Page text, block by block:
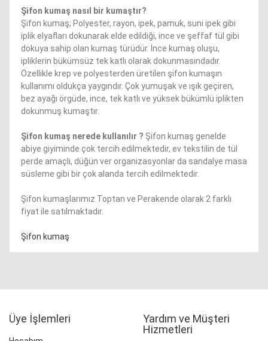
Şifon kumaş nasıl bir kumaştır?
Şifon kumaş; Polyester, rayon, ipek, pamuk, suni ipek gibi
iplik elyafları dokunarak elde edildiği, ince ve şeffaf tül gibi
dokuya sahip olan kumaş türüdür. İnce kumaş oluşu,
ipliklerin bükümsüz tek katlı olarak dokunmasındadır.
Özellikle krep ve polyesterden üretilen şifon kumaşın
kullanımı oldukça yaygındır. Çok yumuşak ve ışık geçiren,
bez ayağı örgüde, ince, tek katlı ve yüksek bükümlü iplikten
dokunmuş kumaştır.
Şifon kumaş nerede kullanılır ? Şifon kumaş genelde
abiye giyiminde çok tercih edilmektedir, ev tekstilin de tül
perde amaçlı, düğün ver organizasyonlar da sandalye masa
süsleme gibi bir çok alanda tercih edilmektedir.
Şifon kumaşlarımız Toptan ve Perakende olarak 2 farklı
fiyat ile satılmaktadır.
Şifon kumaş
Üye İşlemleri
Yardım ve Müşteri
Hizmetleri